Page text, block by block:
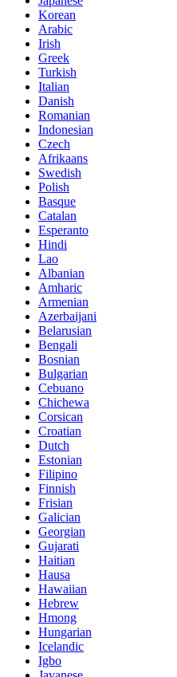
Korean
Arabic
Irish
Greek
Turkish
Italian
Danish
Romanian
Indonesian
Czech
Afrikaans
Swedish
Polish
Basque
Catalan
Esperanto
Hindi
Lao
Albanian
Amharic
Armenian
Azerbaijani
Belarusian
Bengali
Bosnian
Bulgarian
Cebuano
Chichewa
Corsican
Croatian
Dutch
Estonian
Filipino
Finnish
Frisian
Galician
Georgian
Gujarati
Haitian
Hausa
Hawaiian
Hebrew
Hmong
Hungarian
Icelandic
Igbo